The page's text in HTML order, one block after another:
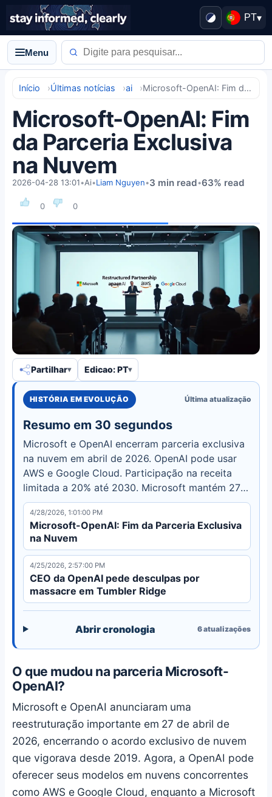
PT▾
Menu
Início Últimas notícias ai Microsoft-OpenAI: Fim da Parceria Exclusiva na Nuvem
Microsoft-OpenAI: Fim
da Parceria Exclusiva
na Nuvem
0 0
2026-04-28 13:01•Ai•Liam Nguyen•3 min read•63% read
Partilhar Edicao: PT
HISTÓRIA EM EVOLUÇÃO Última atualização
Resumo em 30 segundos
Microsoft e OpenAI encerram parceria exclusiva
na nuvem em abril de 2026. OpenAI pode usar
AWS e Google Cloud. Participação na receita
limitada a 20% até 2030. Microsoft mantém 27%
de participação.
4/28/2026, 1:01:00 PM
Microsoft-OpenAI: Fim da Parceria Exclusiva
na Nuvem
4/25/2026, 2:57:00 PM
CEO da OpenAI pede desculpas por
massacre em Tumbler Ridge
Abrir cronologia 6atualizações
O que mudou na parceria Microsoft-
OpenAI?
Microsoft e OpenAI anunciaram uma
reestruturação importante em 27 de abril de
2026, encerrando o acordo exclusivo de nuvem
que vigorava desde 2019. Agora, a OpenAI pode
oferecer seus modelos em nuvens concorrentes
como AWS e Google Cloud, enquanto a Microsoft